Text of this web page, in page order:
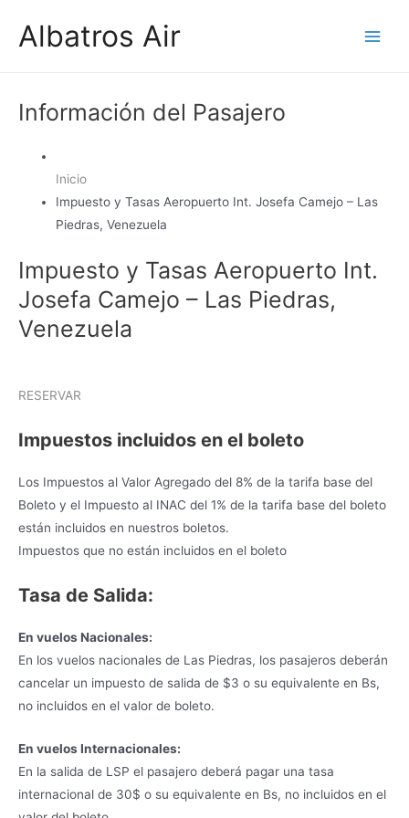
Albatros Air
Información del Pasajero
Inicio
Impuesto y Tasas Aeropuerto Int. Josefa Camejo – Las
Piedras, Venezuela
Impuesto y Tasas Aeropuerto Int.
Josefa Camejo – Las Piedras,
Venezuela
RESERVAR
Impuestos incluidos en el boleto
Los Impuestos al Valor Agregado del 8% de la tarifa base del
Boleto y el Impuesto al INAC del 1% de la tarifa base del boleto
están incluidos en nuestros boletos.
Impuestos que no están incluidos en el boleto
Tasa de Salida:
En vuelos Nacionales:
En los vuelos nacionales de Las Piedras, los pasajeros deberán
cancelar un impuesto de salida de $3 o su equivalente en Bs,
no incluidos en el valor de boleto.
En vuelos Internacionales:
En la salida de LSP el pasajero deberá pagar una tasa
internacional de 30$ o su equivalente en Bs, no incluidos en el